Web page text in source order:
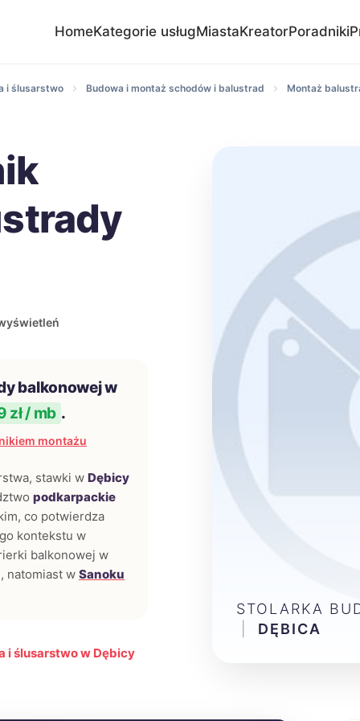
HomeKategorie usługMiastaKreatorPoradniki
i ślusarstwo Budowa i montaż schodów i balustrad Montaż
balkonowej w
zł / mb .
montażu
stawki w Dębicy
podkarpackie
co potwierdza
kontekstu w
balkonowej w
, natomiast w Sanoku
i ślusarstwo w Dębicy
STOLARKA
DĘBICA